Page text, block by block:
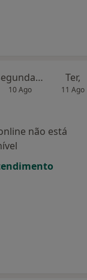
Segunda-feira
10 Ago
Ter,
11 Ago
não está